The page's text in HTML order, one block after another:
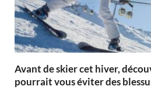
Avant de skier cet hiver,
pourrait vous éviter des